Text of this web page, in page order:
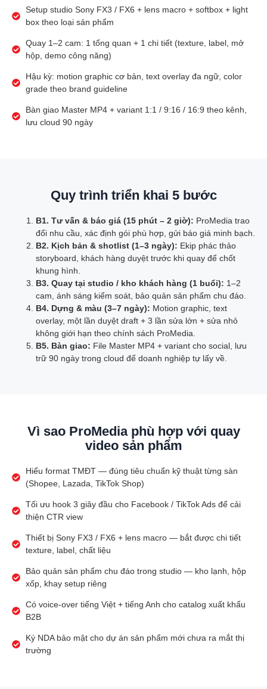
Setup studio Sony FX3 / FX6 + lens macro + softbox + light
box theo loại sản phẩm
Quay 1–2 cam: 1 tổng quan + 1 chi tiết (texture, label, mở
hộp, demo công năng)
Hậu kỳ: motion graphic cơ bản, text overlay đa ngữ, color
grade theo brand guideline
Bàn giao Master MP4 + variant 1:1 / 9:16 / 16:9 theo kênh,
lưu cloud 90 ngày
Quy trình triển khai 5 bước
B1. Tư vấn & báo giá (15 phút – 2 giờ): ProMedia trao
đổi nhu cầu, xác định gói phù hợp, gửi báo giá minh bạch.
B2. Kịch bản & shotlist (1–3 ngày): Ekip phác thảo
storyboard, khách hàng duyệt trước khi quay để chốt
khung hình.
B3. Quay tại studio / kho khách hàng (1 buổi): 1–2
cam, ánh sáng kiểm soát, bảo quản sản phẩm chu đáo.
B4. Dựng & màu (3–7 ngày): Motion graphic, text
overlay, một lần duyệt draft + 3 lần sửa lớn + sửa nhỏ
không giới hạn theo chính sách ProMedia.
B5. Bàn giao: File Master MP4 + variant cho social, lưu
trữ 90 ngày trong cloud để doanh nghiệp tự lấy về.
Vì sao ProMedia phù hợp với quay
video sản phẩm
Hiểu format TMĐT — đúng tiêu chuẩn kỹ thuật từng sàn
(Shopee, Lazada, TikTok Shop)
Tối ưu hook 3 giây đầu cho Facebook / TikTok Ads để cải
thiện CTR view
Thiết bị Sony FX3 / FX6 + lens macro — bắt được chi tiết
texture, label, chất liệu
Bảo quản sản phẩm chu đáo trong studio — kho lạnh, hộp
xốp, khay setup riêng
Có voice-over tiếng Việt + tiếng Anh cho catalog xuất khẩu
B2B
Ký NDA bảo mật cho dự án sản phẩm mới chưa ra mắt thị
trường